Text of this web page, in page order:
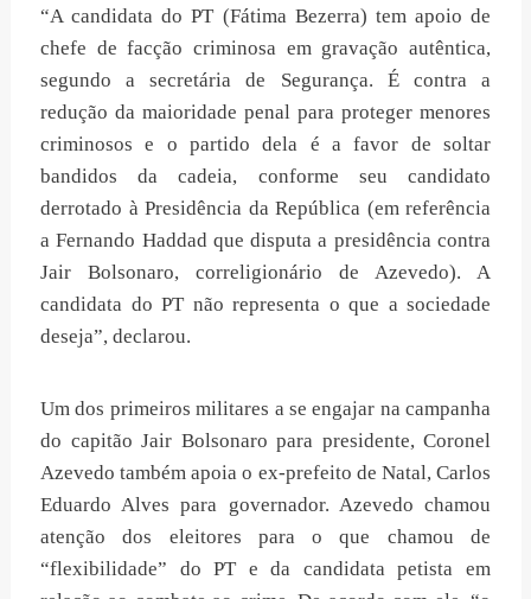
“A candidata do PT (Fátima Bezerra) tem apoio de
chefe de facção criminosa em gravação autêntica,
segundo a secretária de Segurança. É contra a
redução da maioridade penal para proteger menores
criminosos e o partido dela é a favor de soltar
bandidos da cadeia, conforme seu candidato
derrotado à Presidência da República (em referência
a Fernando Haddad que disputa a presidência contra
Jair Bolsonaro, correligionário de Azevedo). A
candidata do PT não representa o que a sociedade
deseja”, declarou.
Um dos primeiros militares a se engajar na campanha
do capitão Jair Bolsonaro para presidente, Coronel
Azevedo também apoia o ex-prefeito de Natal, Carlos
Eduardo Alves para governador. Azevedo chamou
atenção dos eleitores para o que chamou de
“flexibilidade” do PT e da candidata petista em